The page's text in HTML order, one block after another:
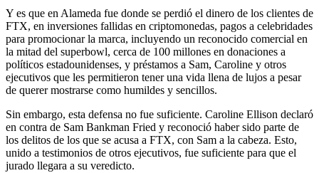
Y es que en Alameda fue donde se perdió el dinero de los clientes de
FTX, en inversiones fallidas en criptomonedas, pagos a celebridades
para promocionar la marca, incluyendo un reconocido comercial en
la mitad del superbowl, cerca de 100 millones en donaciones a
políticos estadounidenses, y préstamos a Sam, Caroline y otros
ejecutivos que les permitieron tener una vida llena de lujos a pesar
de querer mostrarse como humildes y sencillos.
Sin embargo, esta defensa no fue suficiente. Caroline Ellison declaró
en contra de Sam Bankman Fried y reconoció haber sido parte de
los delitos de los que se acusa a FTX, con Sam a la cabeza. Esto,
unido a testimonios de otros ejecutivos, fue suficiente para que el
jurado llegara a su veredicto.